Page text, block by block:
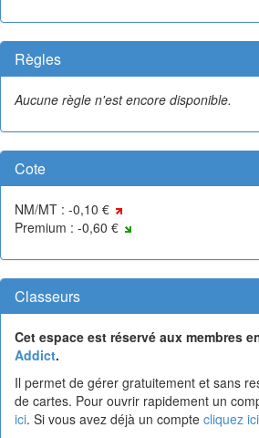
Règles
Aucune règle n'est encore disponible.
Cote
NM/MT : -0,10 €
Premium : -0,60 €
Classeurs
Cet espace est réservé aux membres
Addict.
Il permet de gérer gratuitement et sans
de cartes. Pour ouvrir rapidement un
ici. Si vous avez déjà un compte cliquez ici